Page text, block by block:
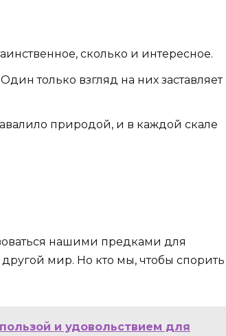
сколько и интересное.
только взгляд на них заставляет
природой, и в каждой скале
нашими предками для
другой мир. Но кто мы, чтобы спорить
и удовольствием для